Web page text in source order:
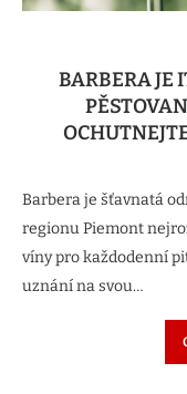
BARBERA JE
Barbera je šťavnatá
regionu Piemont
víny pro každodenní
uznání na svou…